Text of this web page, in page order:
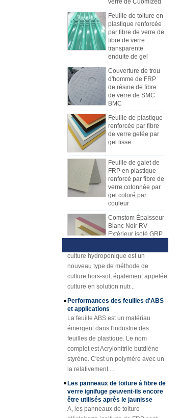
Feuille de toiture en
plastique renforcée
par fibre de verre de
fibre de verre
transparente
enduite de gel
Couverture de trou
d'homme de FRP
de résine de fibre
de verre de SMC
BMC
Feuille de plastique
renforcée par fibre
de verre gelée par
gel lisse
FRP en plastique
renforcé par fibre de
verre cotonnée par
gel coloré par
couleur
Comstom Épaisseur
Blanc Noir RV
Extérieur isolé GRP
FRP Panneaux à
vendre
Panneau composé
de mousse d'unité
plastique renforcé
par fibre de verre de
des remorques
Caillebotis en
plastique renforcé
verre concave
jaune d'épaisseur
de 25mm
Profils en plastique
renforcés de fibre
de verre de tube de
canne de tube de
Rod de fibre de
Comment choisir les panneaux de
carrosserie de camion réfrigéré
En raison du coût, de l'installation et
de la construction, les panneaux
des camions frigorifiques ont été
progressivement fabriqués en
panneaux composites de PRF. Les
panneaux composites en PRF sont
constitués de méplats en PRF et
sont utilisés comme deux couches
de fond et de sommet, en plus du
rôle de contrôle du poids, et ont
également une bonne résistance
aux chocs. La couche intermédiaire
utilise différents types de matériaux
de noyau, tels que le matériau de
noyau de nid d'abeilles de pp, le
matériel de noyau de XPS, le
matériel de noyau d'unité centrale,
etc.,
Les différences entre la feuille de
mécanisme de FRP et les feuilles
de Lay-up de main
Au début de l'industrie, la main-
d'œuvre était habituellement utilisée
pour fabriquer des FRP, mais la
plupart des fabricants utilisent
maintenant la ligne de production
pour produire des feuilles de PRF.
La feuille de mécanisme de FRP
a progressivement remplacé la
feuille de drapage de main. La
feuille de mécanisme de FRP
de la disposition de main. La
plaque de mécanisme FRP a une
qualité stable et une épaisseur
uniforme. Surface rentable, propre
et brillante.
Présentation de la culture
hydroponique Technique et
avantages
1) Présentation hydroponiqueLa
nouveau type de méthode de
culture hors-sol, également appelée
culture en solution nutr...
Performances des feuilles d'ABS
et applications
La feuille ABS est un matériau
émergent dans l'industrie des
feuilles de plastique. Le nom
complet est Acrylonitrile butdiène
styrène. C'est un polymère avec un
la relativement ...
Les panneaux de toiture à fibre de
verre ignifuge peuvent-ils encore
être utilisés après le jaunisse
A, les panneaux de toiture
d'éclairage ignifuge de FRP sont